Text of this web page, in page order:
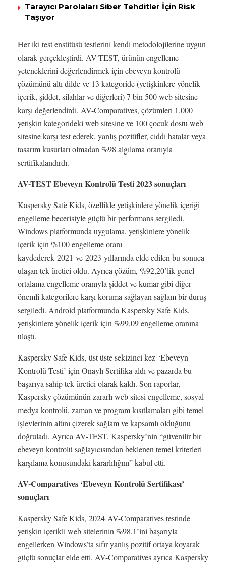
Tarayıcı Parolaları Siber Tehditler İçin Risk
Taşıyor
Her iki test enstitüsü testlerini kendi metodolojilerine uygun
olarak gerçekleştirdi. AV-TEST, ürünün engelleme
yeteneklerini değerlendirmek için ebeveyn kontrolü
çözümünü altı dilde ve 13 kategoride (yetişkinlere yönelik
içerik, şiddet, silahlar ve diğerleri) 7 bin 500 web sitesine
karşı değerlendirdi. AV-Comparatives, çözümleri 1.000
yetişkin kategorideki web sitesine ve 100 çocuk dostu web
sitesine karşı test ederek, yanlış pozitifler, ciddi hatalar veya
tasarım kusurları olmadan %98 algılama oranıyla
sertifikalandırdı.
AV-TEST Ebeveyn Kontrolü Testi 2023 sonuçları
Kaspersky Safe Kids, özellikle yetişkinlere yönelik içeriği
engelleme becerisiyle güçlü bir performans sergiledi.
Windows platformunda uygulama, yetişkinlere yönelik
içerik için %100 engelleme oranı
kaydederek 2021 ve 2023 yıllarında elde edilen bu sonuca
ulaşan tek üretici oldu. Ayrıca çözüm, %92,20’lik genel
ortalama engelleme oranıyla şiddet ve kumar gibi diğer
önemli kategorilere karşı koruma sağlayan sağlam bir duruş
sergiledi. Android platformunda Kaspersky Safe Kids,
yetişkinlere yönelik içerik için %99,09 engelleme oranına
ulaştı.
Kaspersky Safe Kids, üst üste sekizinci kez ‘Ebeveyn
Kontrolü Testi’ için Onaylı Sertifika aldı ve pazarda bu
başarıya sahip tek üretici olarak kaldı. Son raporlar,
Kaspersky çözümünün zararlı web sitesi engelleme, sosyal
medya kontrolü, zaman ve program kısıtlamaları gibi temel
işlevlerinin altını çizerek sağlam ve kapsamlı olduğunu
doğruladı. Ayrıca AV-TEST, Kaspersky’nin “güvenilir bir
ebeveyn kontrolü sağlayıcısından beklenen temel kriterleri
karşılama konusundaki kararlılığını” kabul etti.
AV-Comparatives ‘Ebeveyn Kontrolü Sertifikası’
sonuçları
Kaspersky Safe Kids, 2024 AV-Comparatives testinde
yetişkin içerikli web sitelerinin %98,1’ini başarıyla
engellerken Windows’ta sıfır yanlış pozitif ortaya koyarak
güçlü sonuçlar elde etti. AV-Comparatives ayrıca Kaspersky